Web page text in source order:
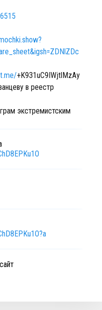
+K931uC9IWjtlMzAy
в реестр
экстремистским